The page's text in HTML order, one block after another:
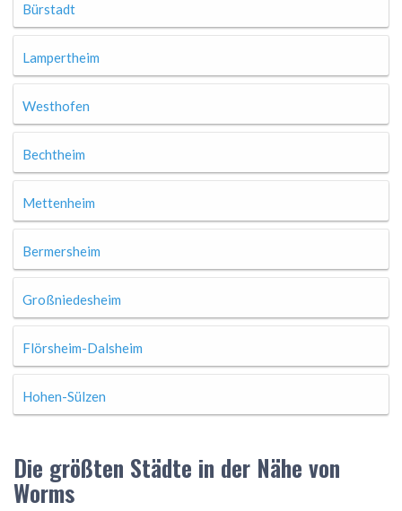
Bürstadt
Lampertheim
Westhofen
Bechtheim
Mettenheim
Bermersheim
Großniedesheim
Flörsheim-Dalsheim
Hohen-Sülzen
Die größten Städte in der Nähe von
Worms